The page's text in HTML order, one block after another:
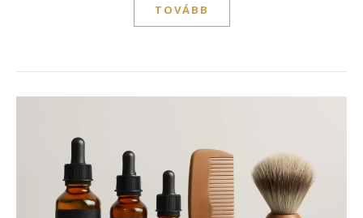
TOVÁBB